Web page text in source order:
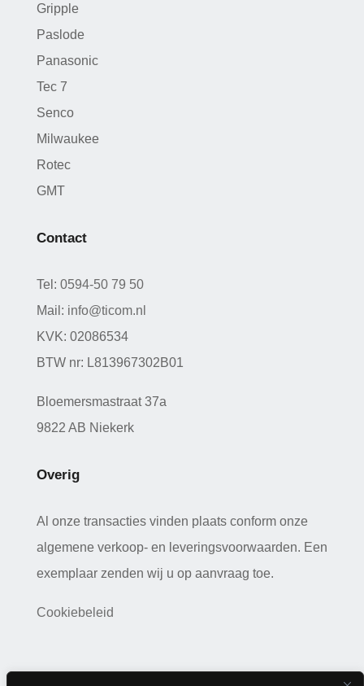
Gripple
Paslode
Panasonic
Tec 7
Senco
Milwaukee
Rotec
GMT
Contact
Tel: 0594-50 79 50
Mail: info@ticom.nl
KVK: 02086534
BTW nr: L813967302B01
Bloemersmastraat 37a
9822 AB Niekerk
Overig
Al onze transacties vinden plaats conform onze
algemene verkoop- en leveringsvoorwaarden. Een
exemplaar zenden wij u op aanvraag toe.
Cookiebeleid